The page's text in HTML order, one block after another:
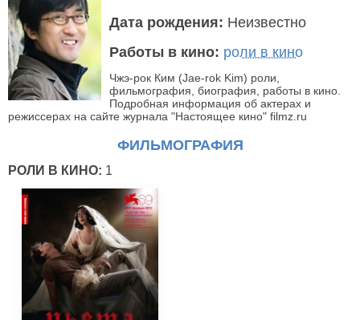
Дата рождения: Неизвестно
Работы в кино: роли в кино
Чжэ-рок Ким (Jae-rok Kim) роли,
фильмография, биография, работы в кино.
Подробная информация об актерах и
режиссерах на сайте журнала "Настоящее кино" filmz.ru
ФИЛЬМОГРАФИЯ
РОЛИ В КИНО: 1